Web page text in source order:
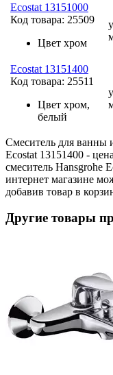
Ecostat 13151000
Код товара: 25509
Цвет хром
Ecostat 13151400
Код товара: 25511
Цвет хром,
белый
Смеситель для ванны
Ecostat 13151400 -
смеситель Hansgrohe
интернет магазине
добавив товар в
Другие товары